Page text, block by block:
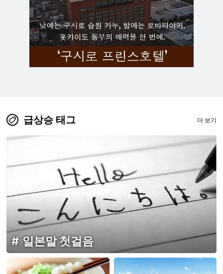
급상승 태그 더 보기
일본말 첫걸음